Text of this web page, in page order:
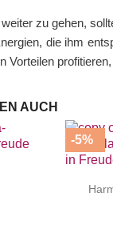
zu gehen,
die ihm
Vorteilen
AUCH
-5%